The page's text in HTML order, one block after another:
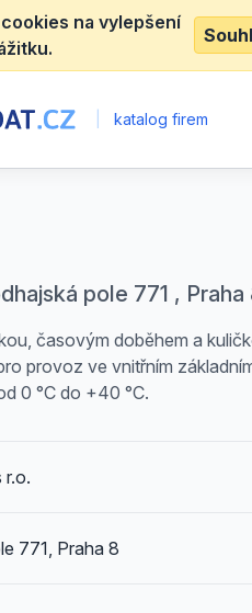
na vylepšení
katalog firem
pole 771 , Praha
časovým doběhem a
provoz ve vnitřním
0 °C do +40 °C.
r.o.
771, Praha 8